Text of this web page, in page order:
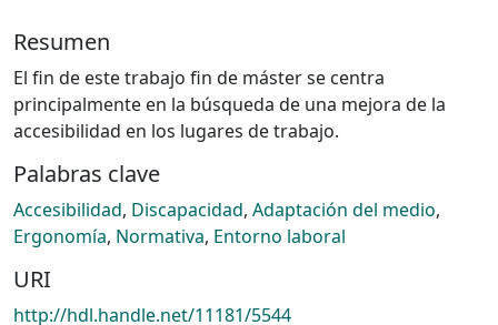
Resumen
El fin de este trabajo fin de máster se centra
principalmente en la búsqueda de una mejora de la
accesibilidad en los lugares de trabajo.
Palabras clave
Accesibilidad, Discapacidad, Adaptación del medio,
Ergonomía, Normativa, Entorno laboral
URI
http://hdl.handle.net/11181/5544